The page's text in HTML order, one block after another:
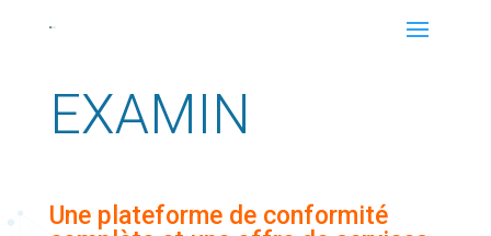
EXAMIN
Une plateforme de conformité